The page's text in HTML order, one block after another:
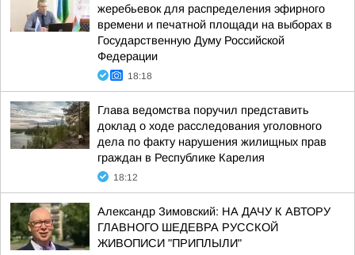
жеребьевок для распределения эфирного
времени и печатной площади на выборах в
Государственную Думу Российской
Федерации
18:18
Глава ведомства поручил представить
доклад о ходе расследования уголовного
дела по факту нарушения жилищных прав
граждан в Республике Карелия
18:12
Александр Зимовский: НА ДАЧУ К АВТОРУ
ГЛАВНОГО ШЕДЕВРА РУССКОЙ
ЖИВОПИСИ "ПРИПЛЫЛИ"